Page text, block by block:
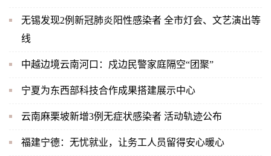
无锡发现2例新冠肺炎阳性感染者 全市灯会、文艺演出等
线
中越边境云南河口：戍边民警家庭隔空“团聚”
宁夏为东西部科技合作成果搭建展示中心
云南麻栗坡新增3例无症状感染者 活动轨迹公布
福建宁德：无忧就业，让务工人员留得安心暖心